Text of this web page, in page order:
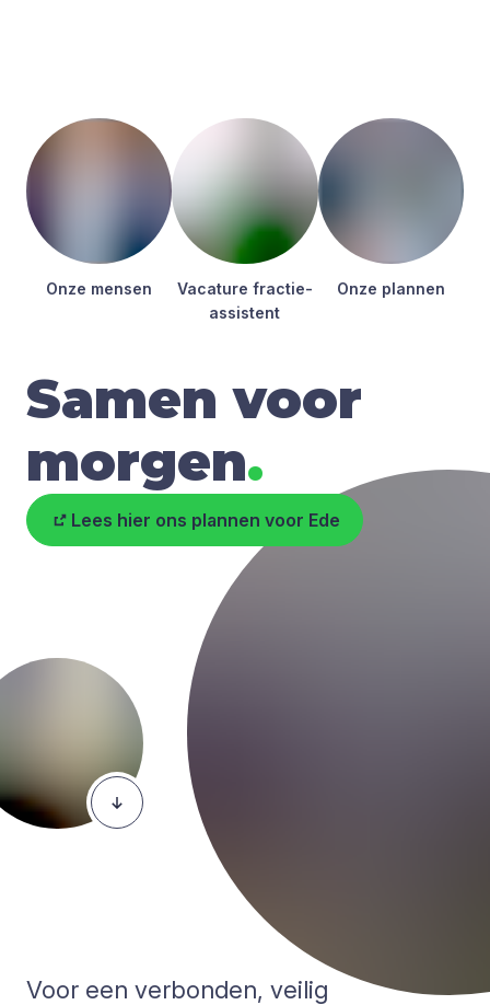
Onze men­sen
Vaca­tu­re frac­tie­
as­sis­tent
Onze plan­nen
Samen voor
morgen.
Lees hier ons plannen voor Ede
Voor een verbonden, veilig